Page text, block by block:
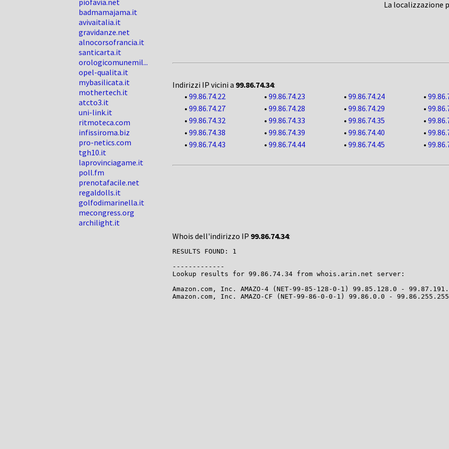
piofavia.net
badmamajama.it
avivaitalia.it
gravidanze.net
alnocorsofrancia.it
santicarta.it
orologicomunemil...
opel-qualita.it
mybasilicata.it
mothertech.it
atcto3.it
uni-link.it
ritmoteca.com
infissiroma.biz
pro-netics.com
tgh10.it
laprovinciagame.it
poll.fm
prenotafacile.net
regaldolls.it
golfodimarinella.it
mecongress.org
archilight.it
La localizzazione
Indirizzi IP vicini a 99.86.74.34:
• 99.86.74.22 • 99.86.74.23 • 99.86.74.24 •
• 99.86.74.27 • 99.86.74.28 • 99.86.74.29 •
• 99.86.74.32 • 99.86.74.33 • 99.86.74.35 •
• 99.86.74.38 • 99.86.74.39 • 99.86.74.40 •
• 99.86.74.43 • 99.86.74.44 • 99.86.74.45 •
Whois dell'indirizzo IP 99.86.74.34:
RESULTS FOUND: 1
-------------
Lookup results for 99.86.74.34 from whois.arin.net server:
Amazon.com, Inc. AMAZO-4 (NET-99-85-128-0-1) 99.85.128.0 -
Amazon.com, Inc. AMAZO-CF (NET-99-86-0-0-1) 99.86.0.0 - 99.86.255.255